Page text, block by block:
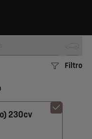
Filtro
230cv